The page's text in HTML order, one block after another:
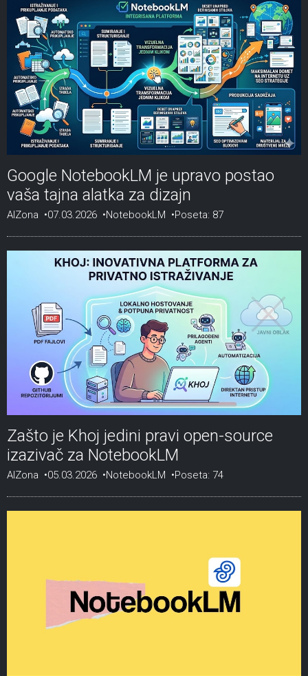
Google NotebookLM je upravo postao
vaša tajna alatka za dizajn
AIZona 07.03.2026 NotebookLM Poseta: 87
Zašto je Khoj jedini pravi open-source
izazivač za NotebookLM
AIZona 05.03.2026 NotebookLM Poseta: 74